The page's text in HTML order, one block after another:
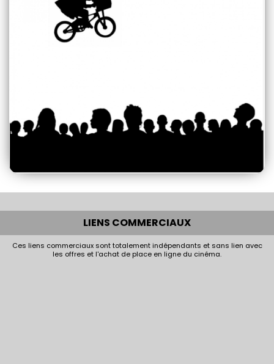
LIENS COMMERCIAUX
Ces liens commerciaux sont totalement indépendants et sans lien avec
les offres et l'achat de place en ligne du cinéma.